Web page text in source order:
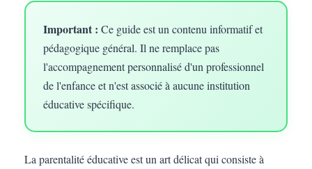
Important : Ce guide est un contenu informatif et
pédagogique général. Il ne remplace pas
l'accompagnement personnalisé d'un professionnel
de l'enfance et n'est associé à aucune institution
éducative spécifique.
La parentalité éducative est un art délicat qui consiste à